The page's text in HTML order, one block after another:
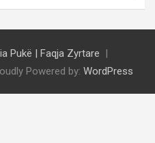
Pukë | Faqja Zyrtare
Powered by: WordPress